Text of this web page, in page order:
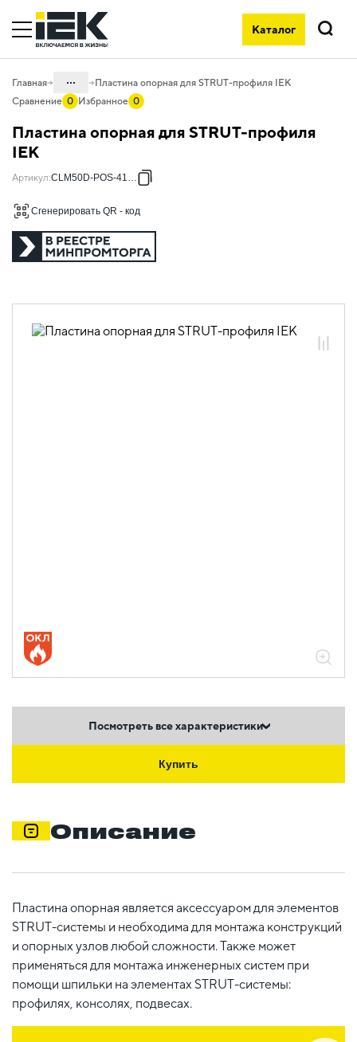
Каталог
Поиск
Главная ...
05.04 Кабельные лотки и аксессуары
STRUT-система
05.04.07.01 Универсальная монтажная
STRUT-система
05.04.07.01.04.01 Аксессуары STRUT
Пластина опорная для STRUT-профиля IEK
Сравнение 0 Избранное 0
Пластина опорная для STRUT-профиля
IEK
Артикул:CLM50D-POS-41-25
Сгенерировать QR - код
Посмотреть все характеристики
Купить
Описание
Пластина опорная является аксессуаром для элементов
STRUT-системы и необходима для монтажа конструкций
и опорных узлов любой сложности. Также может
применяться для монтажа инженерных систем при
помощи шпильки на элементах STRUT-системы:
профилях, консолях, подвесах.